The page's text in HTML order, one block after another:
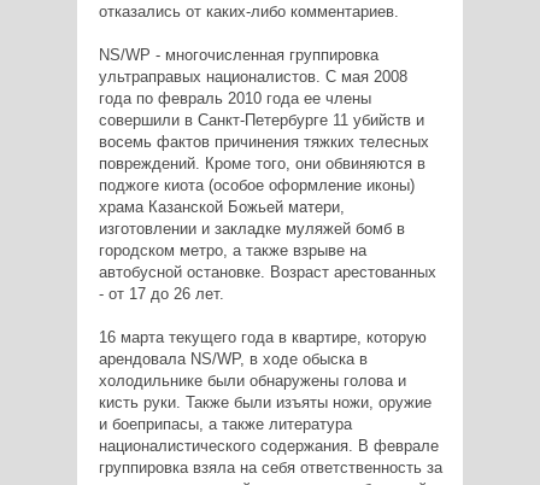
отказались от каких-либо комментариев.
NS/WP - многочисленная группировка
ультраправых националистов. С мая 2008
года по февраль 2010 года ее члены
совершили в Санкт-Петербурге 11 убийств и
восемь фактов причинения тяжких телесных
повреждений. Кроме того, они обвиняются в
поджоге киота (особое оформление иконы)
храма Казанской Божьей матери,
изготовлении и закладке муляжей бомб в
городском метро, а также взрыве на
автобусной остановке. Возраст арестованных
- от 17 до 26 лет.
16 марта текущего года в квартире, которую
арендовала NS/WP, в ходе обыска в
холодильнике были обнаружены голова и
кисть руки. Также были изъяты ножи, оружие
и боеприпасы, а также литература
националистического содержания. В феврале
группировка взяла на себя ответственность за